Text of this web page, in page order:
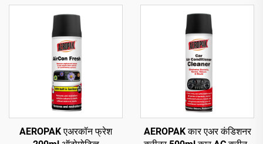
वायू भरणे
AEROPAK एअरकॉन फ्रेश
AEROPAK कार एअर कंडिशनर